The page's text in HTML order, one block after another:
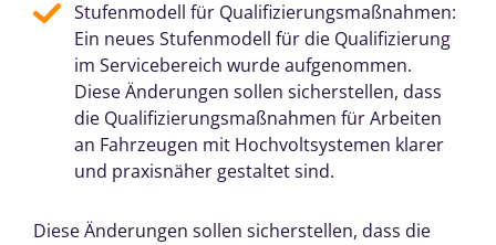
Stufenmodell für Qualifizierungsmaßnahmen:
Ein neues Stufenmodell für die Qualifizierung
im Servicebereich wurde aufgenommen.
Diese Änderungen sollen sicherstellen, dass
die Qualifizierungsmaßnahmen für Arbeiten
an Fahrzeugen mit Hochvoltsystemen klarer
und praxisnäher gestaltet sind.
Diese Änderungen sollen sicherstellen, dass die